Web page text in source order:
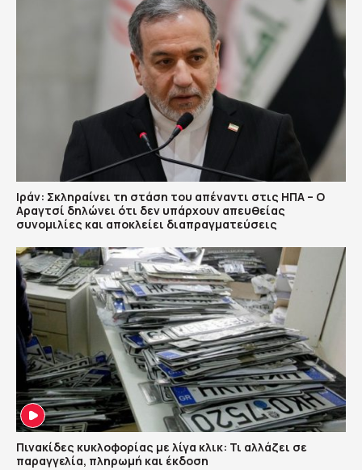
Ιράν: Σκληραίνει τη στάση του απέναντι στις ΗΠΑ – Ο
Αραγτσί δηλώνει ότι δεν υπάρχουν απευθείας
συνομιλίες και αποκλείει διαπραγματεύσεις
Πινακίδες κυκλοφορίας με λίγα κλικ: Τι αλλάζει σε
παραγγελία, πληρωμή και έκδοση